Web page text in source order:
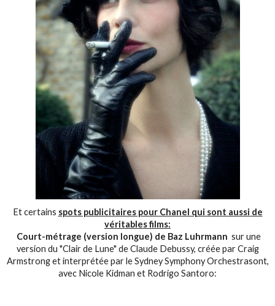
Et certains spots publicitaires pour Chanel qui sont aussi de
véritables films:
Court-métrage (version longue) de Baz Luhrmann sur une
version du "Clair de Lune" de Claude Debussy, créée par Craig
Armstrong et interprétée par le Sydney Symphony Orchestrasont,
avec Nicole Kidman et Rodrigo Santoro: